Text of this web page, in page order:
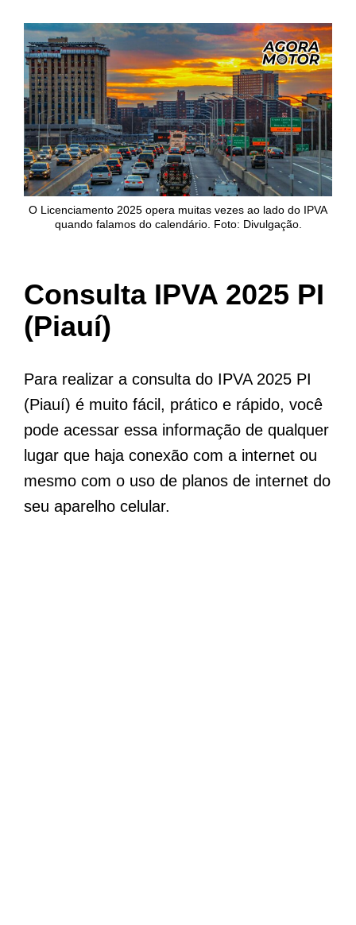
O Licenciamento 2025 opera muitas vezes ao lado do IPVA
quando falamos do calendário. Foto: Divulgação.
Consulta IPVA 2025 PI
(Piauí)
Para realizar a consulta do IPVA 2025 PI
(Piauí) é muito fácil, prático e rápido, você
pode acessar essa informação de qualquer
lugar que haja conexão com a internet ou
mesmo com o uso de planos de internet do
seu aparelho celular.